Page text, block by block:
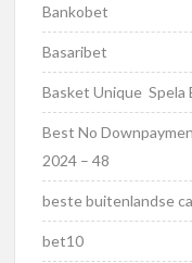
Bankobet
Basaribet
Basket Unique ️ Spela
Best No
2024 – 48
beste buitenlandse
bet10